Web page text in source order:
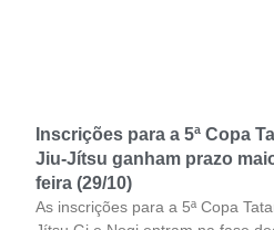
Inscrições para a 5ª Copa
Jiu-Jítsu ganham prazo
feira (29/10)
As inscrições para a 5ª Copa